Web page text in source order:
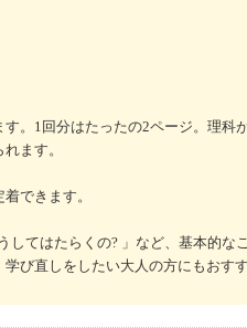
。1回分はたったの2ページ。理科
ます。
できます。
してはたらくの? 」など、基本的な
び直しをしたい大人の方にもおすす